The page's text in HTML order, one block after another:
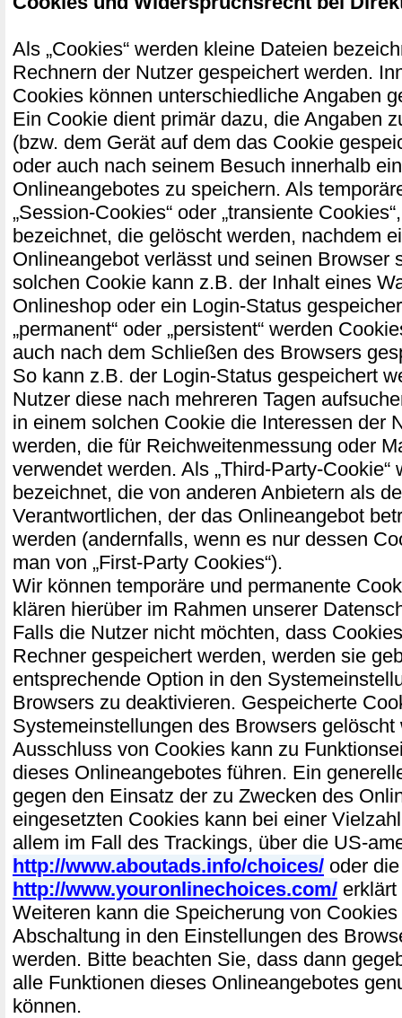
Als „Cookies“ werden kleine Dateien
Rechnern der Nutzer gespeichert werden.
Cookies können unterschiedliche Angaben
Ein Cookie dient primär dazu, die Angaben
(bzw. dem Gerät auf dem das Cookie
oder auch nach seinem Besuch innerhalb
Onlineangebotes zu speichern. Als
„Session-Cookies“ oder „transiente
bezeichnet, die gelöscht werden, nachdem
Onlineangebot verlässt und seinen Browser
solchen Cookie kann z.B. der Inhalt eines
Onlineshop oder ein Login-Status
„permanent“ oder „persistent“ werden
auch nach dem Schließen des Browsers
So kann z.B. der Login-Status gespeichert
Nutzer diese nach mehreren Tagen
in einem solchen Cookie die Interessen der
werden, die für Reichweitenmessung oder
verwendet werden. Als „Third-Party-Cookie“
bezeichnet, die von anderen Anbietern als
Verantwortlichen, der das Onlineangebot
werden (andernfalls, wenn es nur dessen
man von „First-Party Cookies“).
Wir können temporäre und permanente
klären hierüber im Rahmen unserer
Falls die Nutzer nicht möchten, dass
Rechner gespeichert werden, werden sie
entsprechende Option in den
Browsers zu deaktivieren. Gespeicherte
Systemeinstellungen des Browsers gelöscht
Ausschluss von Cookies kann zu
dieses Onlineangebotes führen. Ein
gegen den Einsatz der zu Zwecken des
eingesetzten Cookies kann bei einer
allem im Fall des Trackings, über die US-
http://www.aboutads.info/choices/ oder
http://www.youronlinechoices.com/
Weiteren kann die Speicherung von
Abschaltung in den Einstellungen des
werden. Bitte beachten Sie, dass dann
alle Funktionen dieses Onlineangebotes
können.